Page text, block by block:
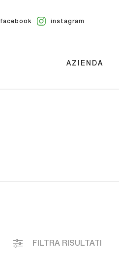
facebook instagram
AZIENDA
FILTRA RISULTATI